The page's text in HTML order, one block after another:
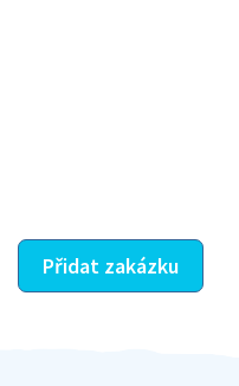
Přidat zakázku